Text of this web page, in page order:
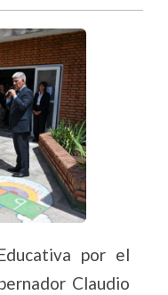
por el
Claudio